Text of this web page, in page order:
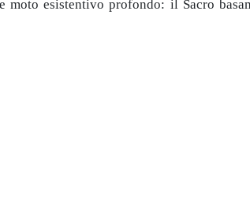
esistentivo profondo: il Sacro